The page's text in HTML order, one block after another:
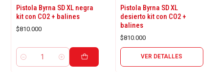
Pistola Byrna SD XL negra
kit con CO2 + balines
$810.000
Cantidad
Pistola Byrna SD XL
desierto kit con CO2 +
balines
$810.000
VER DETALLES